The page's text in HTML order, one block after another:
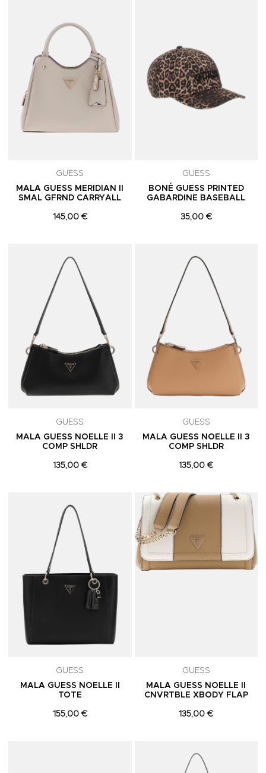
GUESS
MALA GUESS MERIDIAN II
SMAL GFRND CARRYALL
145,00 €
GUESS
BONÉ GUESS PRINTED
GABARDINE BASEBALL
35,00 €
GUESS
MALA GUESS NOELLE II 3
COMP SHLDR
135,00 €
GUESS
MALA GUESS NOELLE II 3
COMP SHLDR
135,00 €
Adicionar aos Favoritos
GUESS
MALA GUESS NOELLE II
TOTE
155,00 €
GUESS
MALA GUESS NOELLE II
CNVRTBLE XBODY FLAP
135,00 €